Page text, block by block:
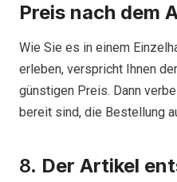
Preis nach dem
Wie Sie es in einem
erleben, verspricht Ihnen
günstigen Preis. Dann
bereit sind, die Bestellung
8. Der Artikel